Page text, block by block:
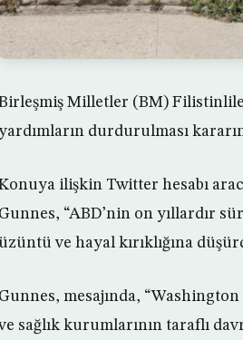
Milletler (BM)
durdurulması
ilişkin Twitter hesabı
Gunnes, “ABD’nin on yıllardır
ve hayal kırıklığına
Gunnes, mesajında,
sağlık kurumlarının taraflı